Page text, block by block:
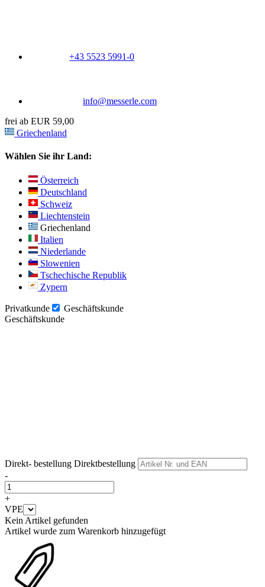
+43 5523 5991-0
info@messerle.com
frei ab EUR 59,00
Griechenland
Wählen Sie ihr Land:
Österreich
Deutschland
Schweiz
Liechtenstein
Griechenland
Italien
Niederlande
Slowenien
Tschechische Republik
Zypern
Privatkunde
Geschäftskunde
Geschäftskunde
Direkt- bestellung Direktbestellung
-
+
VPE
Kein Artikel gefunden
Artikel wurde zum Warenkorb hinzugefügt